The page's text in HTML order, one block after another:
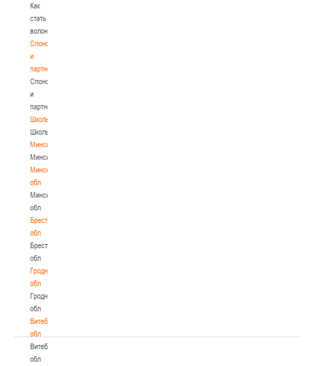
Как
стать
волонтером
Спонсоры
и
партнеры
Спонсоры
и
партнеры
Школы
Школы
Минск
Минск
Минская
обл
Минская
обл
Брестская
обл
Брестская
обл
Гродненская
обл
Гродненская
обл
Витебская
обл
Витебская
обл